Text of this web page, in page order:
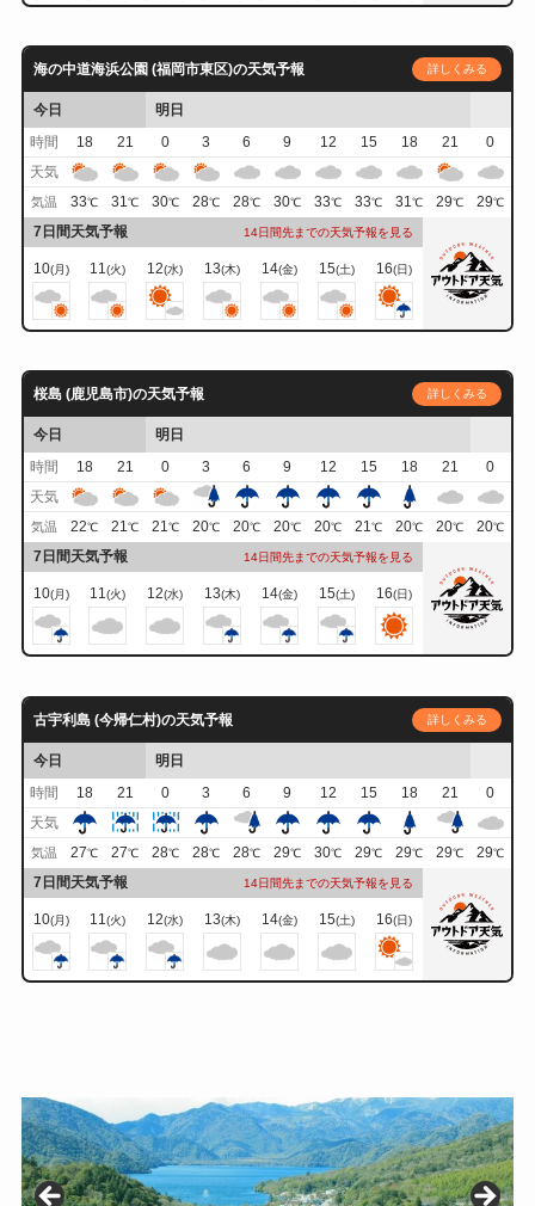
海の中道海浜公園 (福岡市東区)の天気予報 詳しくみる
今日
明日
時間
18 21 0 3 6 9 12 15 18 21
0
天気
気温 33℃ 31℃ 30℃ 28℃ 28℃ 30℃ 33℃ 33℃ 31℃ 29℃ 29℃
7日間天気予報 14日間先までの天気予報を見る
10(月) 11(火) 12(水) 13(木) 14(金) 15(土) 16(日)
桜島 (鹿児島市)の天気予報 詳しくみる
今日
明日
時間
18 21 0 3 6 9 12 15 18 21
0
天気
気温 22℃ 21℃ 21℃ 20℃ 20℃ 20℃ 20℃ 21℃ 20℃ 20℃ 20℃
7日間天気予報 14日間先までの天気予報を見る
10(月) 11(火) 12(水) 13(木) 14(金) 15(土) 16(日)
古宇利島 (今帰仁村)の天気予報 詳しくみる
今日
明日
時間
18 21 0 3 6 9 12 15 18 21
0
天気
気温 27℃ 27℃ 28℃ 28℃ 28℃ 29℃ 30℃ 29℃ 29℃ 29℃ 29℃
7日間天気予報 14日間先までの天気予報を見る
10(月) 11(火) 12(水) 13(木) 14(金) 15(土) 16(日)